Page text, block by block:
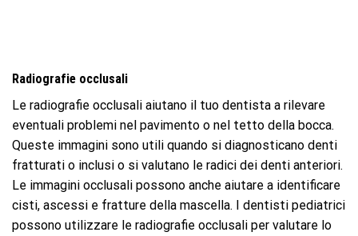
Radiografie occlusali
Le radiografie occlusali aiutano il tuo dentista a rilevare
eventuali problemi nel pavimento o nel tetto della bocca.
Queste immagini sono utili quando si diagnosticano denti
fratturati o inclusi o si valutano le radici dei denti anteriori.
Le immagini occlusali possono anche aiutare a identificare
cisti, ascessi e fratture della mascella. I dentisti pediatrici
possono utilizzare le radiografie occlusali per valutare lo